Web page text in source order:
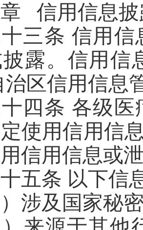
信用信息披
三条 信用
露。信用信
治区信用信息
四条 各级
使用信用信
信用信息或
五条 以下信
）涉及国家秘